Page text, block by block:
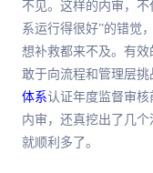
不见。这样的内审，
系运行得很好”的错觉
想补救都来不及。有
敢于向流程和管理层
体系认证年度监督审
内审，还真挖出了几
就顺利多了。